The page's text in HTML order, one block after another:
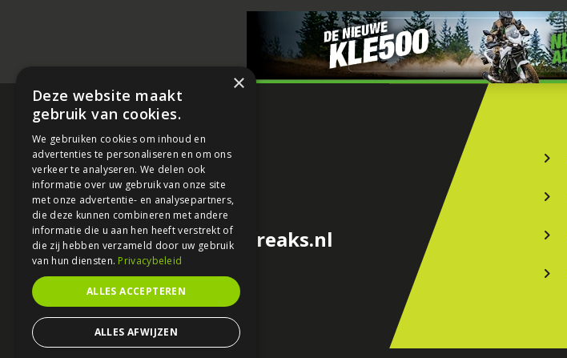
redactie@motorfreaks.nl
×
Deze website maakt
gebruik van cookies.
We gebruiken cookies om inhoud en
advertenties te personaliseren en om ons
verkeer te analyseren. We delen ook
informatie over uw gebruik van onze site
met onze advertentie- en analysepartners,
die deze kunnen combineren met andere
informatie die u aan hen heeft verstrekt of
die zij hebben verzameld door uw gebruik
van hun diensten. Privacybeleid
ALLES ACCEPTEREN
ALLES AFWIJZEN